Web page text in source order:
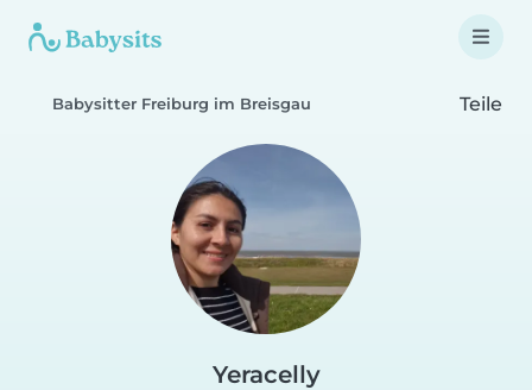
Babysitter Freiburg im Breisgau Teile
Yeracelly